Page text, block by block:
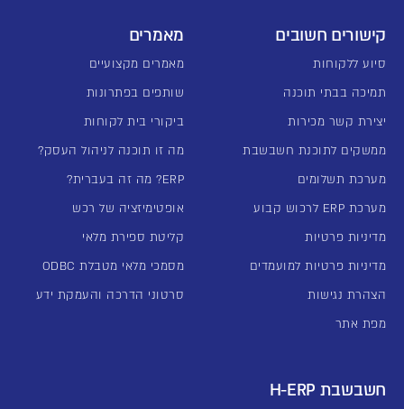
קישורים חשובים
סיוע ללקוחות
תמיכה בבתי תוכנה
יצירת קשר מכירות
ממשקים לתוכנת חשבשבת
מערכת תשלומים
מערכת ERP לרכוש קבוע
מדיניות פרטיות
מדיניות פרטיות למועמדים
הצהרת נגישות
מפת אתר
מאמרים
מאמרים מקצועיים
שותפים בפתרונות
ביקורי בית לקוחות
מה זו תוכנה לניהול העסק?
ERP? מה זה בעברית?
אופטימיזציה של רכש
קליטת ספירת מלאי
מסמכי מלאי מטבלת ODBC
סרטוני הדרכה והעמקת ידע
חשבשבת H-ERP